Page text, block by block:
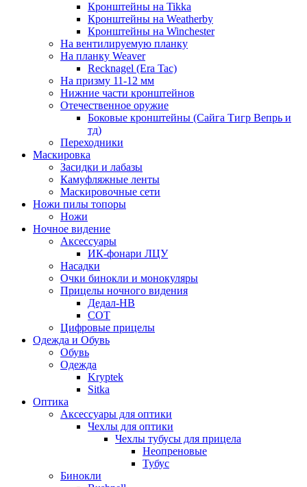
Кронштейны на Tikka
Кронштейны на Weatherby
Кронштейны на Winchester
На вентилируемую планку
На планку Weaver
Recknagel (Era Tac)
На призму 11-12 мм
Нижние части кронштейнов
Отечественное оружие
Боковые кронштейны (Сайга Тигр Вепрь и
тд)
Переходники
Маскировка
Засидки и лабазы
Камуфляжные ленты
Маскировочные сети
Ножи пилы топоры
Ножи
Ночное видение
Аксессуары
ИК-фонари ЛЦУ
Насадки
Очки бинокли и монокуляры
Прицелы ночного видения
Дедал-НВ
СОТ
Цифровые прицелы
Одежда и Обувь
Обувь
Одежда
Kryptek
Sitka
Оптика
Аксессуары для оптики
Чехлы для оптики
Чехлы тубусы для прицела
Неопреновые
Тубус
Бинокли